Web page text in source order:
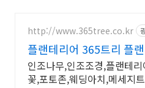
http://www.365tree.co.kr
플랜테리어 365트리 플
인조나무,인조조경,플랜테
꽃,포토존,웨딩아치,메세지